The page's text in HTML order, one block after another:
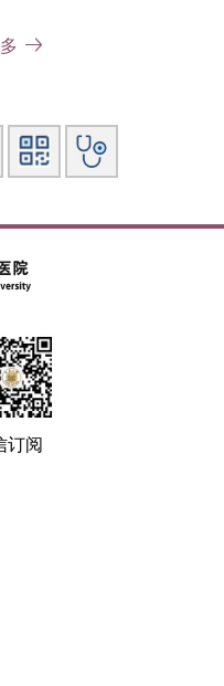
科专业委员会ALPPS学
和转移的基础与临床研
以第一/通讯作者发表4
10篇。专著：
，中国协和医科大学出版
人民卫生出版社，
2017 2 0107214.8）。
一院优秀党务工作者、
订阅